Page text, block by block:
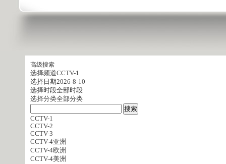
高级搜索
选择频道CCTV-1
选择日期2026-8-10
选择时段全部时段
选择分类全部分类
CCTV-1
CCTV-2
CCTV-3
CCTV-4亚洲
CCTV-4欧洲
CCTV-4美洲